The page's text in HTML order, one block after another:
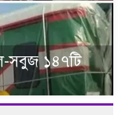
সবুজ ১৪৭টি